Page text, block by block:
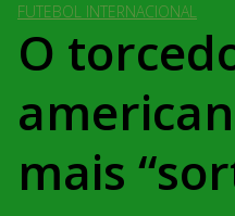
FUTEBOL INTERNACIONAL
O
mais